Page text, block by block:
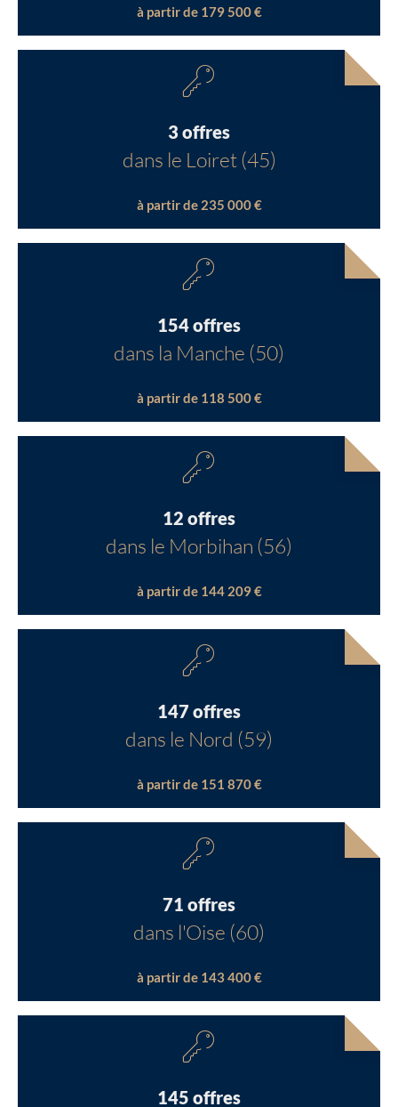
à partir de 179 500 €
3 offres
dans le Loiret (45)
à partir de 235 000 €
154 offres
dans la Manche (50)
à partir de 118 500 €
12 offres
dans le Morbihan (56)
à partir de 144 209 €
147 offres
dans le Nord (59)
à partir de 151 870 €
71 offres
dans l'Oise (60)
à partir de 143 400 €
145 offres